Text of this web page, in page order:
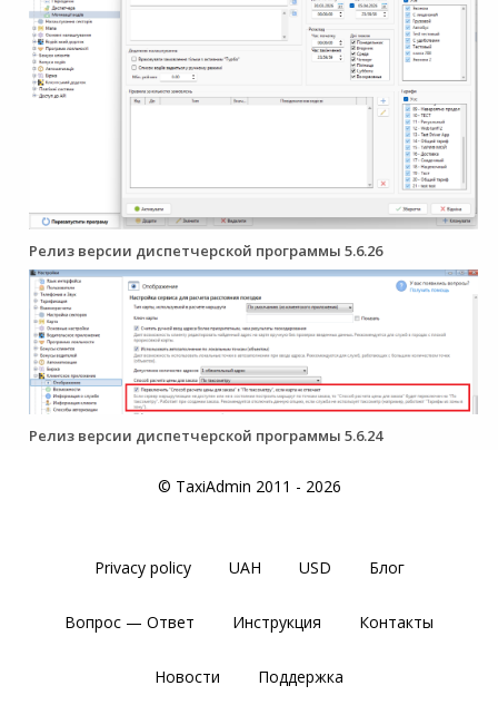
Релиз версии диспетчерской программы 5.6.26
Релиз версии диспетчерской программы 5.6.24
© TaxiAdmin 2011 - 2026
Privacy policy UAH USD Блог
Вопрос — Ответ Инструкция Контакты
Новости Поддержка